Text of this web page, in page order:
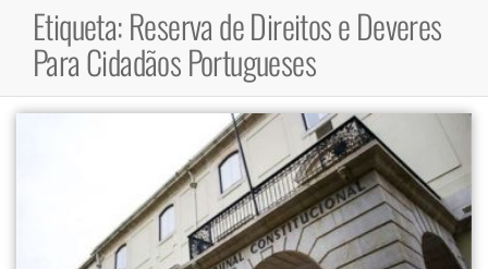
Etiqueta:Reserva de Direitos e Deveres
Para Cidadãos Portugueses